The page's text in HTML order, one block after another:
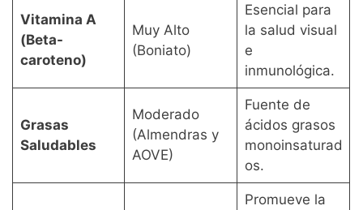
Vitamina A
(Beta-
caroteno)
Muy Alto
(Boniato)
Esencial para
la salud visual
e
inmunológica.
Grasas
Saludables
Moderado
(Almendras y
AOVE)
Fuente de
ácidos grasos
monoinsaturad
os.
Promueve la